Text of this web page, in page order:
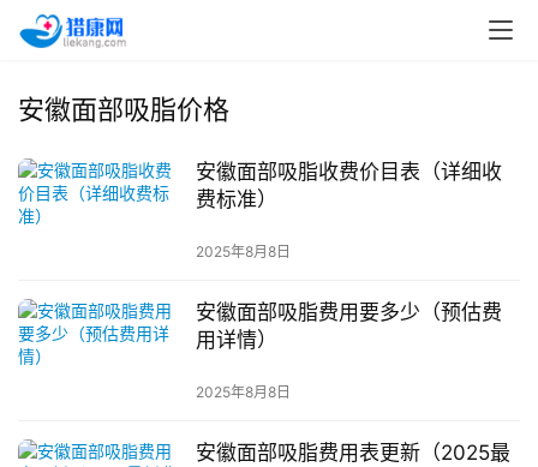
安徽面部吸脂价格
安徽面部吸脂收费价目表（详细收
费标准）
2025年8月8日
安徽面部吸脂费用要多少（预估费
用详情）
2025年8月8日
安徽面部吸脂费用表更新（2025最